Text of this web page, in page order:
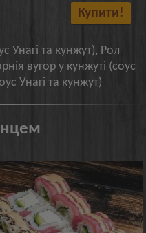
Купити!
Унагі та кунжут), Рол
вугор у кунжуті (соус
Унагі та кунжут)